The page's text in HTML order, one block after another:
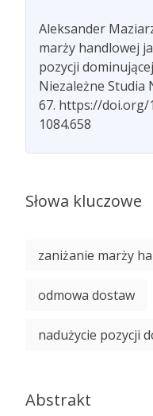
Aleksander
marży handlowej
pozycji
Niezależne Studia
67. https://doi.org/
1084.658
Słowa kluczowe
zaniżanie marży
odmowa dostaw
nadużycie pozycji
Abstrakt